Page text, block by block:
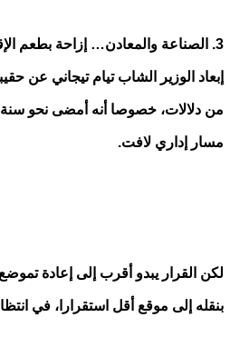
3. الصناعة والمعادن… إزاحة بطعم الإقالة
إبعاد الوزير الشاب تيام تيجاني عن
من دلالات، خصوصا أنه أمضى نحو
مسار إداري لافت.
لكن القرار يبدو أقرب إلى إعادة
بنقله إلى موقع أقل استقرارا، في